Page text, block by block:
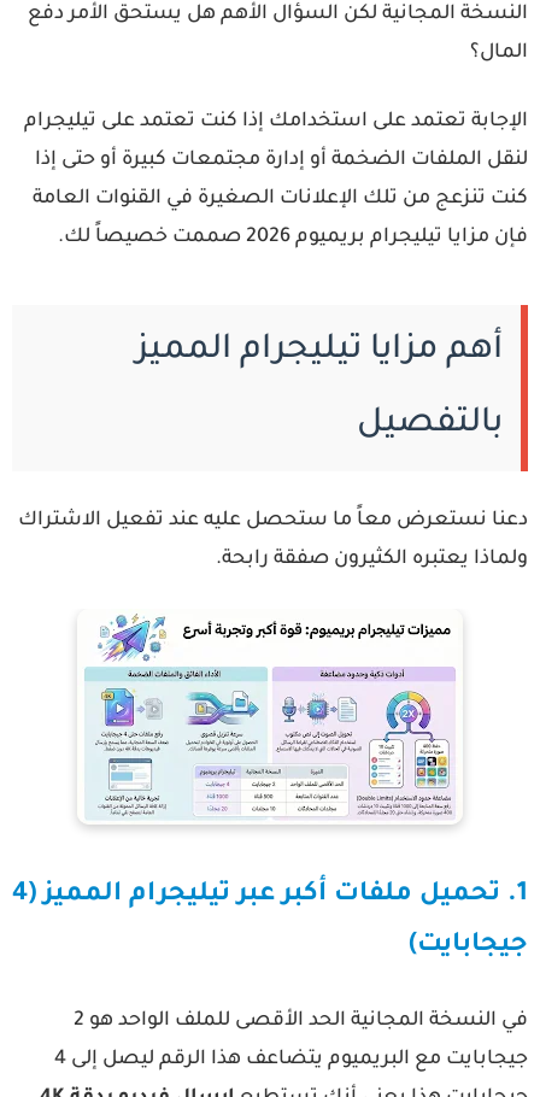
المجانية لكن السؤال الأهم هل يستحق الأمر دفع
تعتمد على استخدامك إذا كنت تعتمد على تيليجرام
الملفات الضخمة أو إدارة مجتمعات كبيرة أو حتى إذا
تنزعج من تلك الإعلانات الصغيرة في القنوات العامة
مزايا تيليجرام بريميوم 2026 صممت خصيصاً لك.
أهم مزايا تيليجرام المميز
بالتفصيل
نستعرض معاً ما ستحصل عليه عند تفعيل الاشتراك
يعتبره الكثيرون صفقة رابحة.
1. تحميل ملفات أكبر عبر تيليجرام المميز (4
في النسخة المجانية الحد الأقصى للملف الواحد هو 2
مع البريميوم يتضاعف هذا الرقم ليصل إلى4